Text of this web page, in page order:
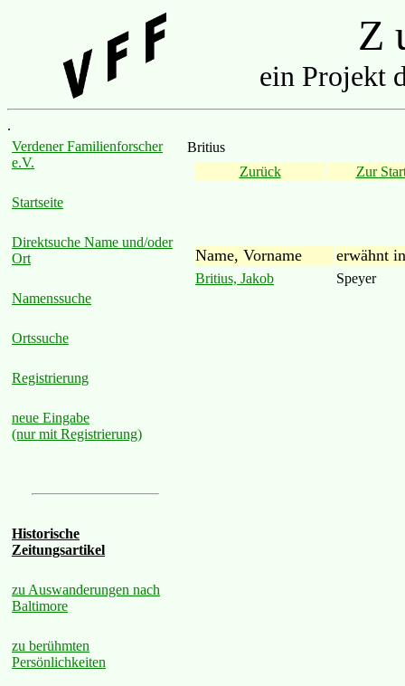
Z
ein Projekt
.
Verdener Familienforscher
e.V.
Startseite
Direktsuche Name und/oder
Ort
Namenssuche
Ortssuche
Registrierung
neue Eingabe
(nur mit Registrierung)
Historische
Zeitungsartikel
zu Auswanderungen nach
Baltimore
zu berühmten
Persönlichkeiten
Britius
Zurück
Zur
Name, Vorname erwähnt in
Britius, Jakob Speyer